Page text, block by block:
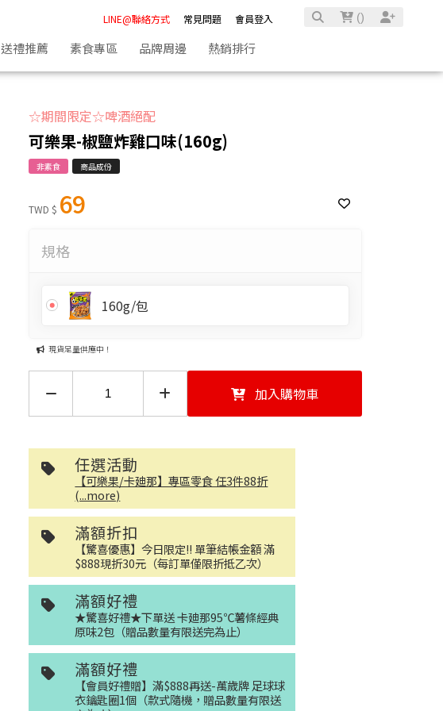
LINE@聯絡方式 常見問題 會員登入 ()
送禮推薦 素食專區 品牌周邊 熱銷排行
☆期間限定☆啤酒絕配
可樂果-椒鹽炸雞口味(160g)
非素食 商品成份
TWD $ 69
規格
160g/包
現貨足量供應中！
加入購物車
任選活動
【可樂果/卡廸那】專區零食 任3件88折
(...more)
滿額折扣
【驚喜優惠】今日限定!! 單筆結帳金額 滿
$888現折30元（每訂單僅限折抵乙次）
滿額好禮
★驚喜好禮★下單送 卡廸那95℃薯條經典
原味2包（贈品數量有限送完為止）
滿額好禮
【會員好禮贈】滿$888再送-萬歲牌 足球球
衣鑰匙圈1個（款式隨機，贈品數量有限送
確定並返回